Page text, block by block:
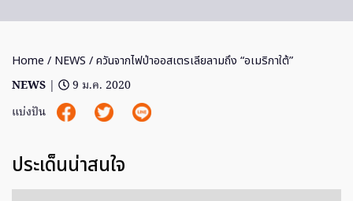
Home / NEWS / ควันจากไฟป่าออสเตรเลียลามถึง “อเมริกาใต้”
NEWS |
9 ม.ค. 2020
แบ่งปัน
ประเด็นน่าสนใจ